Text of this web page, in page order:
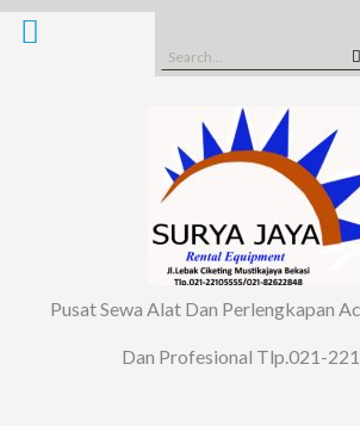
Skip
Search
for:
Pusat Sewa Alat Dan Perlengkapan
Dan Profesional Tlp.021-